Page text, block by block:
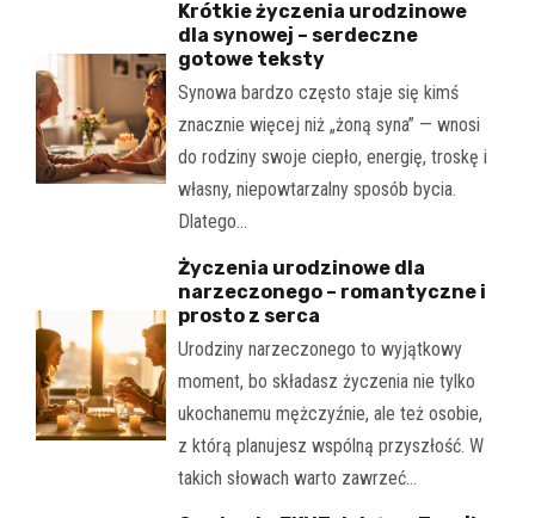
Krótkie życzenia urodzinowe
dla synowej – serdeczne
gotowe teksty
Synowa bardzo często staje się kimś
znacznie więcej niż „żoną syna” — wnosi
do rodziny swoje ciepło, energię, troskę i
własny, niepowtarzalny sposób bycia.
Dlatego…
Życzenia urodzinowe dla
narzeczonego – romantyczne i
prosto z serca
Urodziny narzeczonego to wyjątkowy
moment, bo składasz życzenia nie tylko
ukochanemu mężczyźnie, ale też osobie,
z którą planujesz wspólną przyszłość. W
takich słowach warto zawrzeć…